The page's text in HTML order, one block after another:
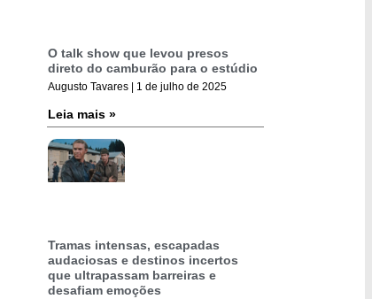
O talk show que levou presos
direto do camburão para o estúdio
Augusto Tavares 1 de julho de 2025
Leia mais »
Tramas intensas, escapadas
audaciosas e destinos incertos
que ultrapassam barreiras e
desafiam emoções